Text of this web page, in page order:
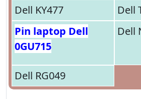
Dell KY477
Dell
Pin laptop Dell
0GU715
Dell
Dell RG049